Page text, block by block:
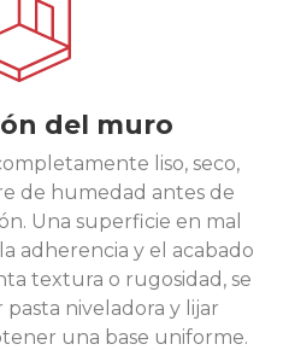
del muro
liso, seco,
de humedad antes de
Una superficie en mal
adherencia y el acabado
textura o rugosidad, se
niveladora y lijar
una base uniforme.